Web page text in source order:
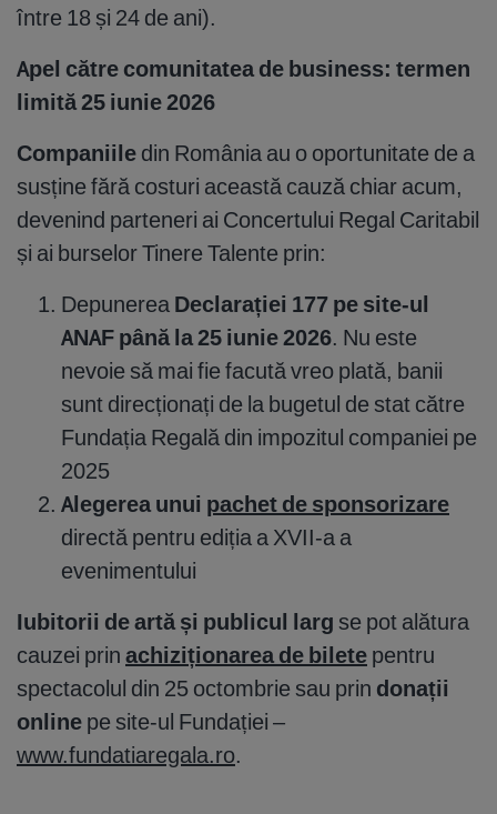
între 18 și 24 de ani).
Apel către comunitatea de business: termen
limită 25 iunie 2026
Companiile din România au o oportunitate de a
susține fără costuri această cauză chiar acum,
devenind parteneri ai Concertului Regal Caritabil
și ai burselor Tinere Talente prin:
Depunerea Declarației 177 pe site-ul
ANAF până la 25 iunie 2026. Nu este
nevoie să mai fie facută vreo plată, banii
sunt direcționați de la bugetul de stat către
Fundația Regală din impozitul companiei pe
2025
Alegerea unui pachet de sponsorizare
directă pentru ediția a XVII-a a
evenimentului
Iubitorii de artă și publicul larg se pot alătura
cauzei prin achiziționarea de bilete pentru
spectacolul din 25 octombrie sau prin donații
online pe site-ul Fundației –
www.fundatiaregala.ro.